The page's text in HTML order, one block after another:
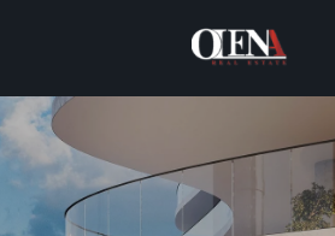
المحتوى